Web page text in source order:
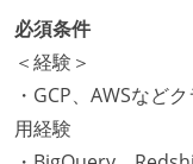
必須条件
＜経験＞
・GCP、AWSなど
用経験